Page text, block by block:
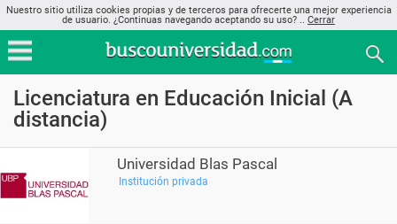
Nuestro sitio utiliza cookies propias y de terceros para ofrecerte una mejor experiencia
de usuario. ¿Continuas navegando aceptando su uso? .. Cerrar
Licenciatura en Educación Inicial (A
distancia)
Universidad Blas Pascal
Institución privada